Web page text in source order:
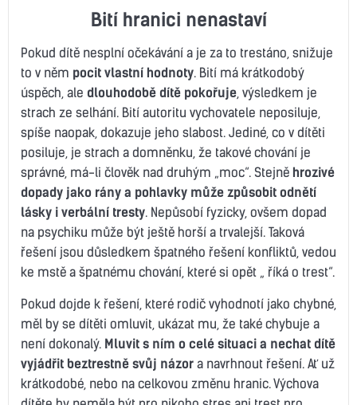
Bití hranici nenastaví
Pokud dítě nesplní očekávání a je za to trestáno, snižuje
to v něm pocit vlastní hodnoty. Bití má krátkodobý
úspěch, ale dlouhodobě dítě pokořuje , výsledkem je
strach ze selhání. Bití autoritu vychovatele neposiluje,
spíše naopak, dokazuje jeho slabost. Jediné, co v dítěti
posiluje, je strach a domněnku, že takové chování je
správné, má-li člověk nad druhým „moc“. Stejně hrozivé
dopady jako rány a pohlavky může způsobit odnětí
lásky i verbální tresty. Nepůsobí fyzicky, ovšem dopad
na psychiku může být ještě horší a trvalejší. Taková
řešení jsou důsledkem špatného řešení konfliktů, vedou
ke mstě a špatnému chování, které si opět „ říká o trest“.
Pokud dojde k řešení, které rodič vyhodnotí jako chybné,
měl by se dítěti omluvit, ukázat mu, že také chybuje a
není dokonalý. Mluvit s ním o celé situaci a nechat dítě
vyjádřit beztrestně svůj názor a navrhnout řešení. Ať už
krátkodobé, nebo na celkovou změnu hranic. Výchova